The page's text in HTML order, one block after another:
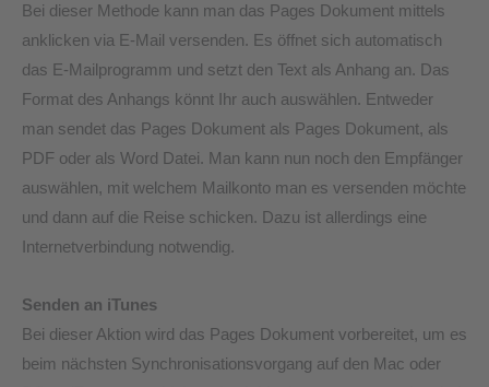
Bei dieser Methode kann man das Pages Dokument mittels
anklicken via E-Mail versenden. Es öffnet sich automatisch
das E-Mailprogramm und setzt den Text als Anhang an. Das
Format des Anhangs könnt Ihr auch auswählen. Entweder
man sendet das Pages Dokument als Pages Dokument, als
PDF oder als Word Datei. Man kann nun noch den Empfänger
auswählen, mit welchem Mailkonto man es versenden möchte
und dann auf die Reise schicken. Dazu ist allerdings eine
Internetverbindung notwendig.
Senden an iTunes
Bei dieser Aktion wird das Pages Dokument vorbereitet, um es
beim nächsten Synchronisationsvorgang auf den Mac oder